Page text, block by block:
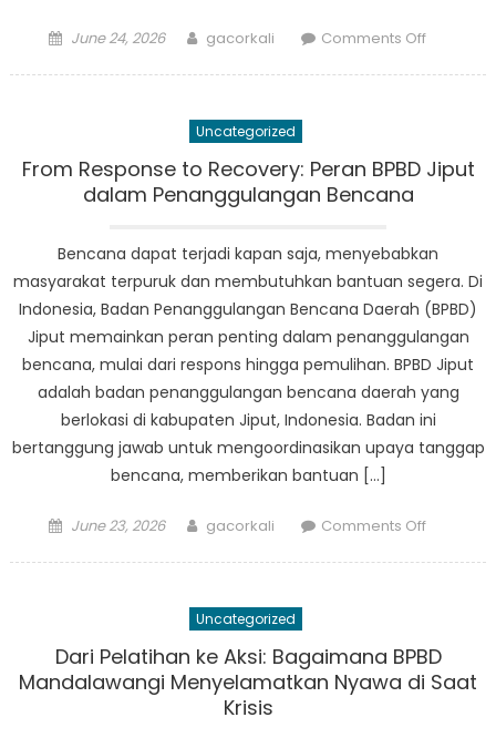
Posted
June 24, 2026 Author
gacorkali Comments Offon
Daerah
Strategi
Risiko
Bencana
Uncategorized
From Response to Recovery: Peran BPBD Jiput
dalam Penanggulangan Bencana
Bencana dapat terjadi kapan saja, menyebabkan
masyarakat terpuruk dan membutuhkan bantuan segera. Di
Indonesia, Badan Penanggulangan Bencana Daerah (BPBD)
Jiput memainkan peran penting dalam penanggulangan
bencana, mulai dari respons hingga pemulihan. BPBD Jiput
adalah badan penanggulangan bencana daerah yang
berlokasi di kabupaten Jiput, Indonesia. Badan ini
bertanggung jawab untuk mengoordinasikan upaya tanggap
bencana, memberikan bantuan […]
Posted
June 23, 2026 Author
gacorkali Comments Offon
Peran
BPBD
Uncategorized
Dari Pelatihan ke Aksi: Bagaimana BPBD
Mandalawangi Menyelamatkan Nyawa di Saat
Krisis